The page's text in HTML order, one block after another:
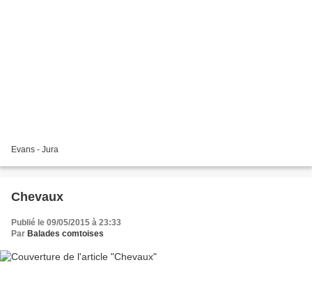
Evans - Jura
Chevaux
Publié le 09/05/2015 à 23:33
Par Balades comtoises